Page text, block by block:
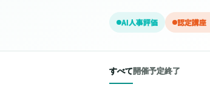
AI人事評価 認定講座
すべて 開催予定終了